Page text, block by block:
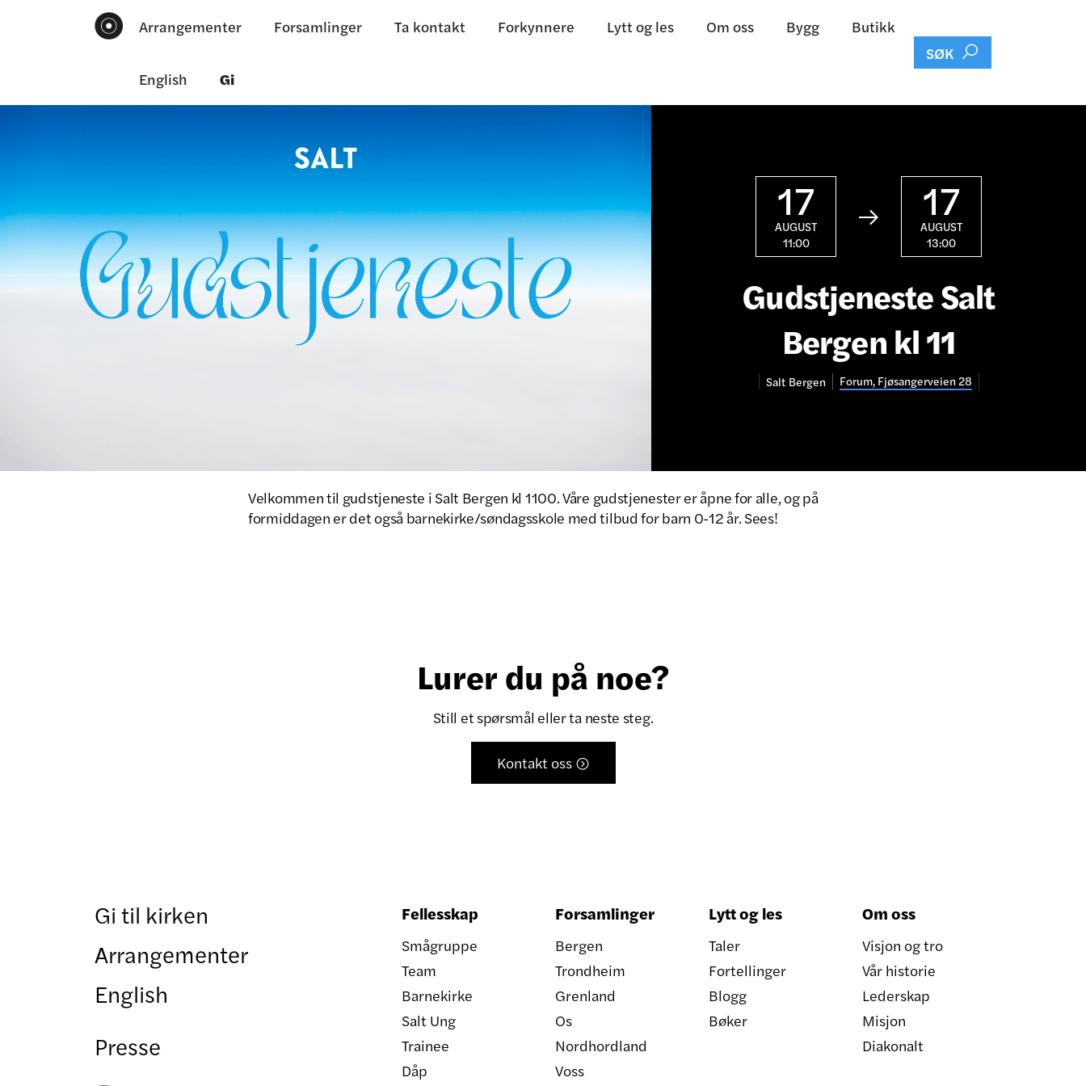
Arrangementer Forsamlinger Ta kontakt Forkynnere Lytt og les Om oss Bygg Butikk
English Gi
SØK 
17
AUGUST
11:00
 17
AUGUST
13:00
Gudstjeneste Salt
Bergen kl 11
Salt Bergen Forum, Fjøsangerveien 28
Velkommen til gudstjeneste i Salt Bergen kl 1100. Våre gudstjenester er åpne for alle, og på
formiddagen er det også barnekirke/søndagsskole med tilbud for barn 0-12 år. Sees!
Lurer du på noe?
Still et spørsmål eller ta neste steg.
Kontakt oss 
Gi til kirken
Arrangementer
English
Presse
Fellesskap
Smågruppe
Team
Barnekirke
Salt Ung
Trainee
Dåp
Forsamlinger
Bergen
Trondheim
Grenland
Os
Nordhordland
Voss
Lytt og les
Taler
Fortellinger
Blogg
Bøker
Om oss
Visjon og tro
Vår historie
Lederskap
Misjon
Diakonalt